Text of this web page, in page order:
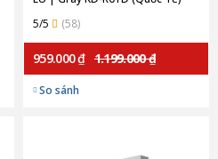
5/5
(58)
959.000 ₫ 1.199.000 ₫
So sánh